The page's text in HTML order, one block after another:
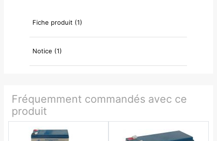
Fiche produit (1)
Notice (1)
Fréquemment commandés avec ce
produit